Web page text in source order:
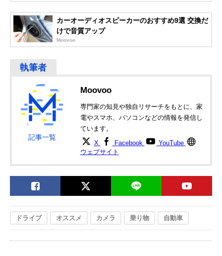
カーオーディオスピーカーのおすすめ9選 交換だ
けで音質アップ
Moovoo
記事一覧
Moovoo
専門家の知見や独自リサーチをもとに、家
電やスマホ、パソコンなどの情報を発信し
ています。
X Facebook
YouTube
ウェブサイト
ドライブ オススメ カメラ 乗り物 自動車